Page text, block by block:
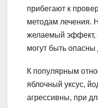
прибегают к
методам лечения.
желаемый эффект,
могут быть опасны
К популярным
яблочный уксус,
агрессивны, при